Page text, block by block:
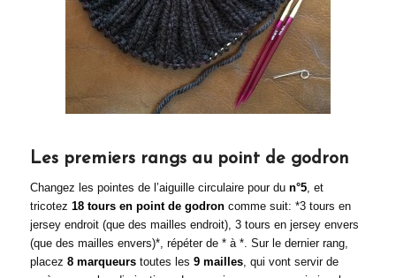
Les premiers rangs au point de godron
Changez les pointes de l’aiguille circulaire pour du n°5, et
tricotez 18 tours en point de godroncomme suit: *3 tours en
jersey endroit (que des mailles endroit), 3 tours en jersey envers
(que des mailles envers)*, répéter de * à *. Sur le dernier rang,
placez 8 marqueurstoutes les 9 mailles, qui vont servir de